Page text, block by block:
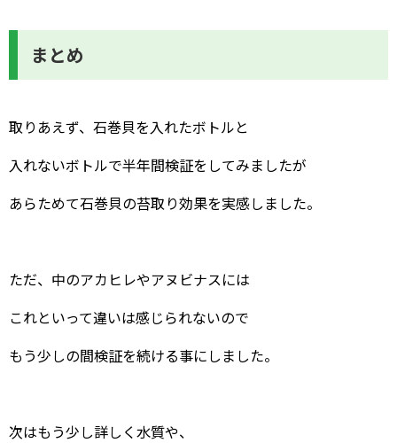
まとめ
取りあえず、石巻貝を入れたボトルと
入れないボトルで半年間検証をしてみましたが
あらためて石巻貝の苔取り効果を実感しました。
ただ、中のアカヒレやアヌビナスには
これといって違いは感じられないので
もう少しの間検証を続ける事にしました。
次はもう少し詳しく水質や、